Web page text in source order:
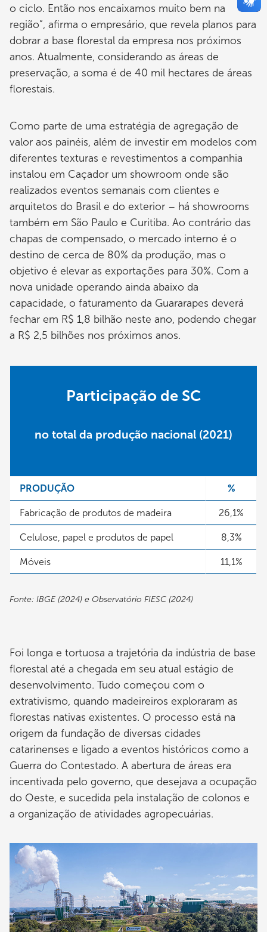
o ciclo. Então nos encaixamos muito bem na
região”, afirma o empresário, que revela planos para
dobrar a base florestal da empresa nos próximos
anos. Atualmente, considerando as áreas de
preservação, a soma é de 40 mil hectares de áreas
florestais.
Como parte de uma estratégia de agregação de
valor aos painéis, além de investir em modelos com
diferentes texturas e revestimentos a companhia
instalou em Caçador um show­room onde são
realizados eventos semanais com clientes e
arquitetos do Brasil e do exterior – há showrooms
também em São Paulo e Curitiba. Ao contrário das
chapas de compensado, o mercado interno é o
destino de cerca de 80% da produção, mas o
objetivo é elevar as exportações para 30%. Com a
nova unidade operando ainda abaixo da
capacidade, o faturamento da Guararapes deverá
fechar em R$ 1,8 bilhão neste ano, podendo chegar
a R$ 2,5 bilhões nos próximos anos.
Participação de SC
no total da produção nacional (2021)
PRODUÇÃO %
Fabricação de produtos de madeira 26,1%
Celulose, papel e produtos de papel 8,3%
Móveis 11,1%
Fonte: IBGE (2024) e Observatório FIESC (2024)
Foi longa e tortuosa a trajetória da indústria de base
florestal até a chegada em seu atual estágio de
desenvolvimento. Tudo começou com o
extrativismo, quando madeireiros exploraram as
florestas nativas existentes. O processo está na
origem da fundação de diversas cidades
catarinenses e ligado a eventos históricos como a
Guerra do Contestado. A abertura de áreas era
incentivada pelo governo, que desejava a ocupação
do Oeste, e sucedida pela instalação de colonos e
a organização de atividades agropecuárias.